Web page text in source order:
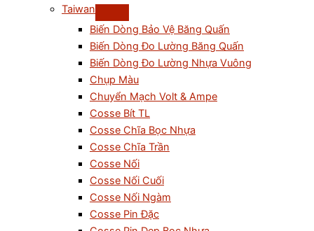
Taiwan
Biến Dòng Bảo Vệ Băng Quấn
Biến Dòng Đo Lường Băng Quấn
Biến Dòng Đo Lường Nhựa Vuông
Chụp Màu
Chuyển Mạch Volt & Ampe
Cosse Bít TL
Cosse Chĩa Bọc Nhựa
Cosse Chĩa Trần
Cosse Nối
Cosse Nối Cuối
Cosse Nối Ngàm
Cosse Pin Đặc